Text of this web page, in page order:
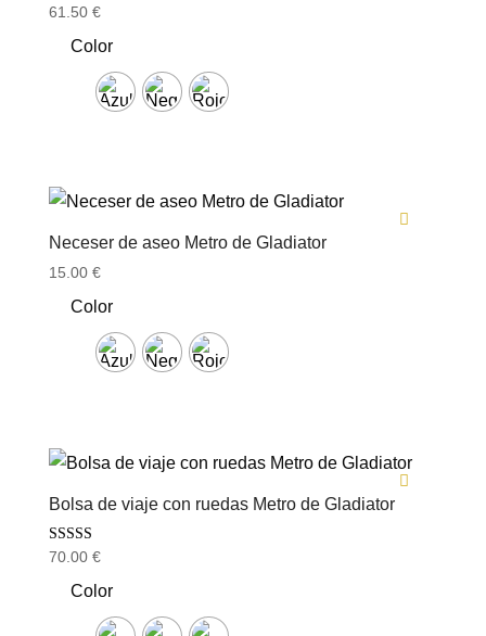
Valorado con
de 5
61.50 €
Color
Neceser de aseo Metro de Gladiator
15.00 €
Color
Bolsa de viaje con ruedas Metro de Gladiator
Valorado con
de 5
70.00 €
Color